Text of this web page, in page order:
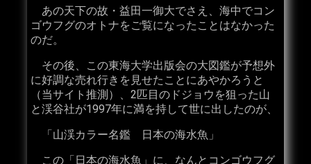
あの天下の故・益田一御大でさえ、海中でコン
ゴウフグのオトナをご覧になったことはなかった
のだ。
その後、この東海大学出版会の大図鑑が予想外
に好調な売れ行きを見せたことにあやかろうと
（当サイト推測）、2匹目のドジョウを狙った山
と渓谷社が1997年に満を持して世に出したのが、
「山渓カラー名鑑 日本の海水魚」
この「日本の海水魚」に、なんとコンゴウフグ